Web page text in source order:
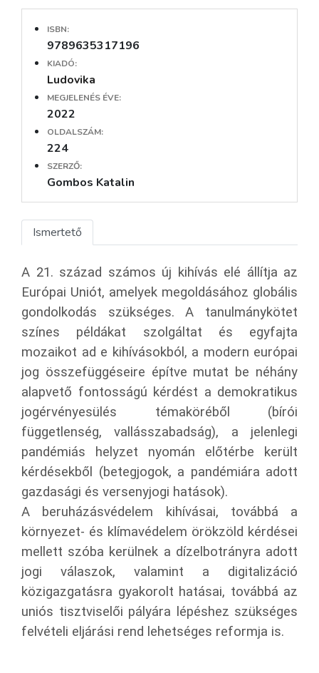
ISBN:
9789635317196
KIADÓ:
Ludovika
MEGJELENÉS ÉVE:
2022
OLDALSZÁM:
224
SZERZŐ:
Gombos Katalin
Ismertető
A 21. század számos új kihívás elé állítja az
Európai Uniót, amelyek megoldásához globális
gondolkodás szükséges. A tanulmánykötet
színes példákat szolgáltat és egyfajta
mozaikot ad e kihívásokból, a modern európai
jog összefüggéseire építve mutat be néhány
alapvető fontosságú kérdést a demokratikus
jogérvényesülés témaköréből (bírói
függetlenség, vallásszabadság), a jelenlegi
pandémiás helyzet nyomán előtérbe került
kérdésekből (betegjogok, a pandémiára adott
gazdasági és versenyjogi hatások).
A beruházásvédelem kihívásai, továbbá a
környezet- és klímavédelem örökzöld kérdései
mellett szóba kerülnek a dízelbotrányra adott
jogi válaszok, valamint a digitalizáció
közigazgatásra gyakorolt hatásai, továbbá az
uniós tisztviselői pályára lépéshez szükséges
felvételi eljárási rend lehetséges reformja is.